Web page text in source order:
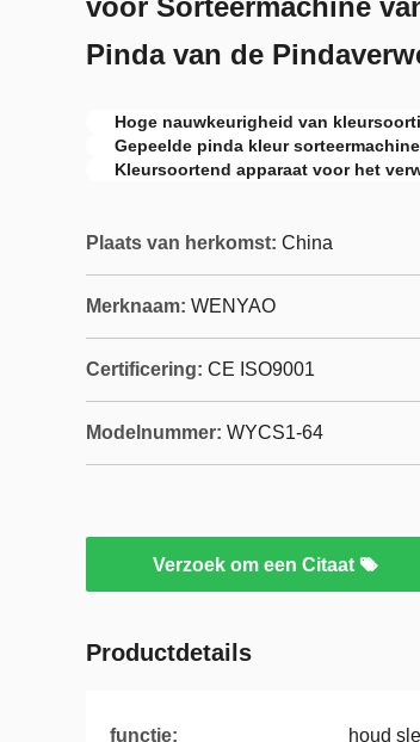
voor Sorteermachine
Pinda van de
Hoge nauwkeurigheid van
Gepeelde pinda kleur sorteermachine
Kleursoortend apparaat voor het
Plaats van herkomst: China
Merknaam: WENYAO
Certificering: CE ISO9001
Modelnummer: WYCS1-64
Verzoek om een Citaat
Productdetails
functie: houd